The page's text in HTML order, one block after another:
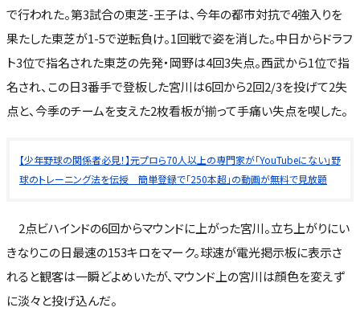
で行われた。第3試合の東芝-王子は、今年の都市対抗で4強入りを
果たした東芝が1-5で逆転負け。1回戦で姿を消した。中日からドラフ
ト3位で指名された東芝の先発・岡野は4回3失点。西武から1位で指
名され、この日3番手で登板した宮川は6回から2回2/3を投げて2失
点と、今季のチームを支えた2枚看板が揃って手痛い失点を喫した。
【少年野球の関係者必見！】元プロら70人以上の専門家が「YouTubeにない」野
球のトレーニング法を伝授 簡単登録で「250本超」の動画が無料で見放題
2点ビハインドの6回からマウンドに上がった宮川。立ち上がりにい
きなりこの日最速の153キロをマーク。球速が電光掲示板に表示さ
れると観客は一瞬どよめいたが、マウンド上の宮川は顔色を変えず
に淡々と投げ込んだ。